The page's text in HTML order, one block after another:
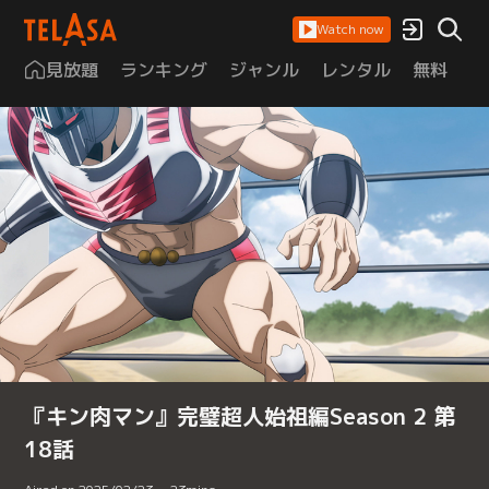
Watch now
見放題 ランキング ジャンル レンタル 無料
『キン肉マン』完璧超人始祖編Season 2 第
18話